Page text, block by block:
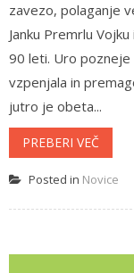
zavezo, polaganje
Janku Premrlu
90 leti. Uro
vzpenjala in
jutro je obeta...
PREBERI VEČ
Posted in Novice